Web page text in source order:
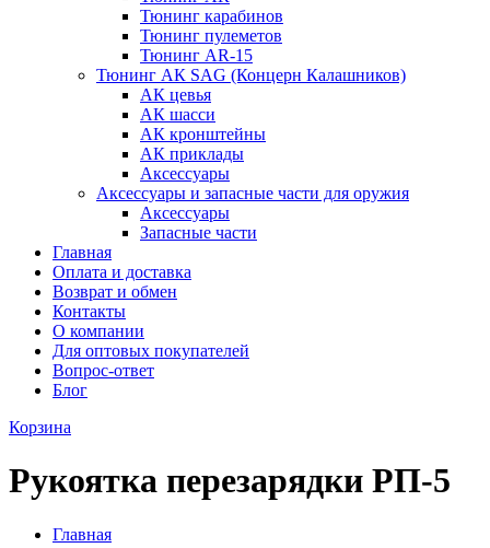
Тюнинг карабинов
Тюнинг пулеметов
Тюнинг AR-15
Тюнинг АК SAG (Концерн Калашников)
АК цевья
АК шасси
АК кронштейны
АК приклады
Аксессуары
Аксессуары и запасные части для оружия
Аксессуары
Запасные части
Главная
Оплата и доставка
Возврат и обмен
Контакты
О компании
Для оптовых покупателей
Вопрос-ответ
Блог
Корзина
Рукоятка перезарядки РП-5
Главная